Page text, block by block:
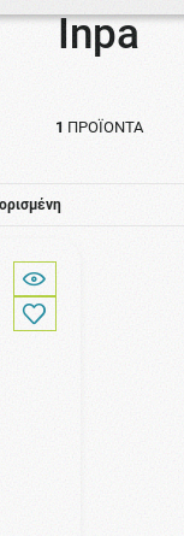
Inpa
1 ΠΡΟΪΌΝΤΑ